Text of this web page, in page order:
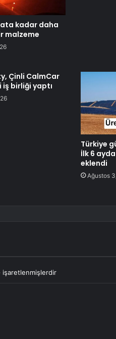
kadar daha
malzeme
Çinli CalmCar
birliği yaptı
Türkiye
İlk 6
eklendi
Ağustos
işaretlenmişlerdir